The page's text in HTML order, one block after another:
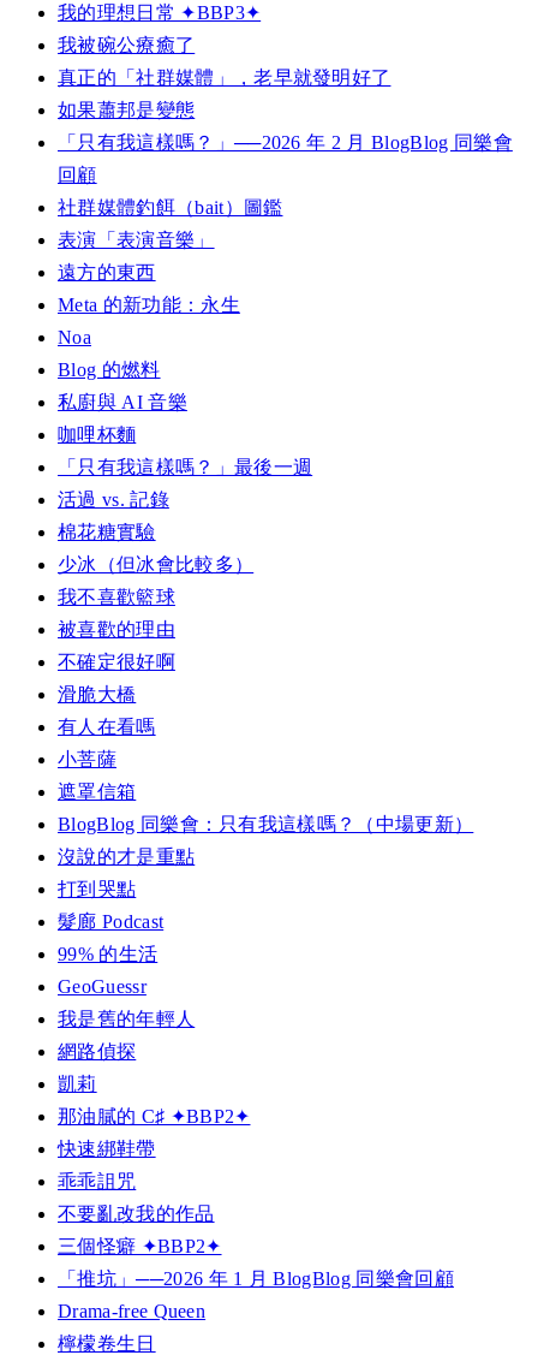
我的理想日常 ✦BBP3✦
我被碗公療癒了
真正的「社群媒體」，老早就發明好了
如果蕭邦是變態
「只有我這樣嗎？」──2026 年 2 月 BlogBlog 同樂會
回顧
社群媒體釣餌（bait）圖鑑
表演「表演音樂」
遠方的東西
Meta 的新功能：永生
Noa
Blog 的燃料
私廚與 AI 音樂
咖哩杯麵
「只有我這樣嗎？」最後一週
活過 vs. 記錄
棉花糖實驗
少冰（但冰會比較多）
我不喜歡籃球
被喜歡的理由
不確定很好啊
滑脆大橋
有人在看嗎
小菩薩
遮罩信箱
BlogBlog 同樂會：只有我這樣嗎？（中場更新）
沒說的才是重點
打到哭點
髮廊 Podcast
99% 的生活
GeoGuessr
我是舊的年輕人
網路偵探
凱莉
那油膩的 C♯ ✦BBP2✦
快速綁鞋帶
乖乖詛咒
不要亂改我的作品
三個怪癖 ✦BBP2✦
「推坑」──2026 年 1 月 BlogBlog 同樂會回顧
Drama-free Queen
檸檬卷生日